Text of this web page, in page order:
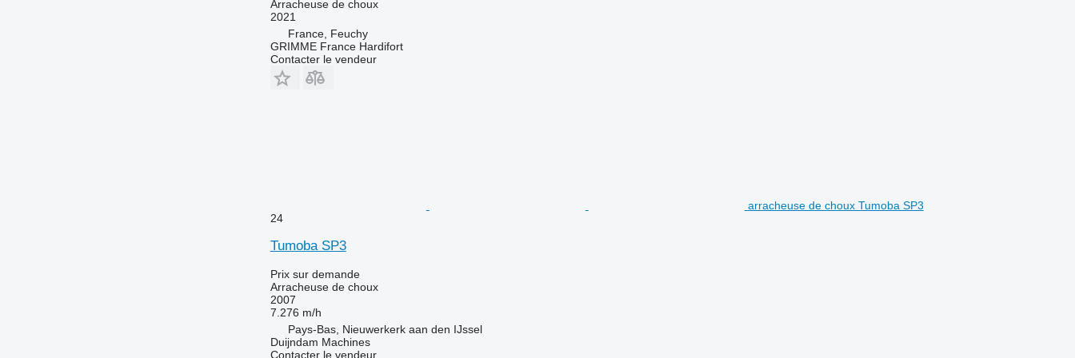
Arracheuse de choux
2021
France, Feuchy
GRIMME France Hardifort
Contacter le vendeur
arracheuse de choux Tumoba SP3
24
Tumoba SP3
Prix sur demande
Arracheuse de choux
2007
7.276 m/h
Pays-Bas, Nieuwerkerk aan den IJssel
Duijndam Machines
Contacter le vendeur